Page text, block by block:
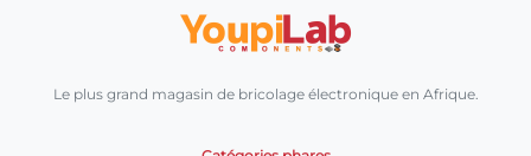
Le plus grand magasin de bricolage électronique en Afrique.